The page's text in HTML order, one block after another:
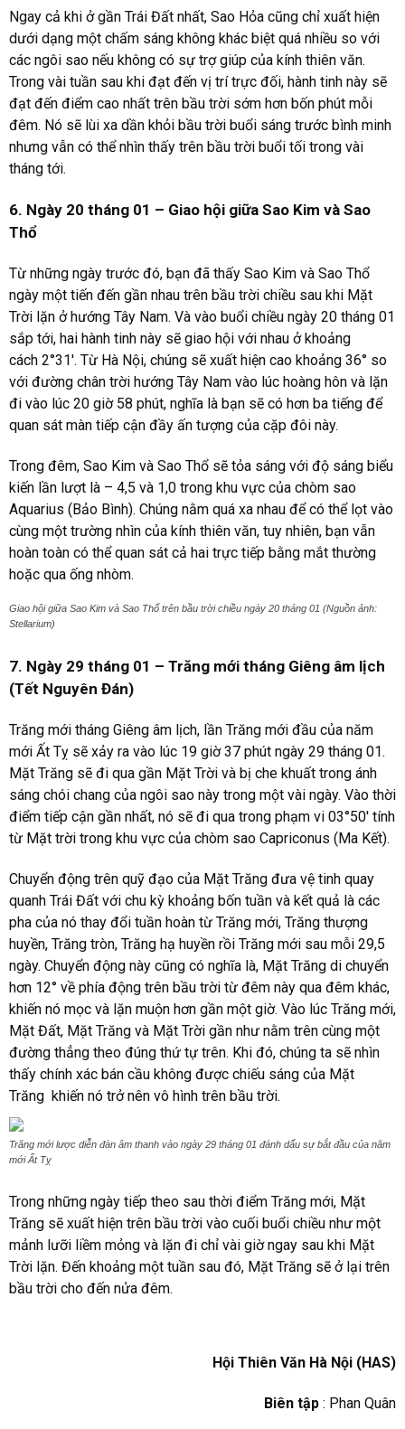
Ngay cả khi ở gần Trái Đất nhất, Sao Hỏa cũng chỉ xuất hiện
dưới dạng một chấm sáng không khác biệt quá nhiều so với
các ngôi sao nếu không có sự trợ giúp của kính thiên văn.
Trong vài tuần sau khi đạt đến vị trí trực đối, hành tinh này sẽ
đạt đến điểm cao nhất trên bầu trời sớm hơn bốn phút mỗi
đêm. Nó sẽ lùi xa dần khỏi bầu trời buổi sáng trước bình minh
nhưng vẫn có thể nhìn thấy trên bầu trời buổi tối trong vài
tháng tới.
6. Ngày 20 tháng 01 – Giao hội giữa Sao Kim và Sao
Thổ
Từ những ngày trước đó, bạn đã thấy Sao Kim và Sao Thổ
ngày một tiến đến gần nhau trên bầu trời chiều sau khi Mặt
Trời lặn ở hướng Tây Nam. Và vào buổi chiều ngày 20 tháng 01
sắp tới, hai hành tinh này sẽ giao hội với nhau ở khoảng
cách 2°31′. Từ Hà Nội, chúng sẽ xuất hiện cao khoảng 36° so
với đường chân trời hướng Tây Nam vào lúc hoàng hôn và lặn
đi vào lúc 20 giờ 58 phút, nghĩa là bạn sẽ có hơn ba tiếng để
quan sát màn tiếp cận đầy ấn tượng của cặp đôi này.
Trong đêm, Sao Kim và Sao Thổ sẽ tỏa sáng với độ sáng biểu
kiến lần lượt là – 4,5 và 1,0 trong khu vực của chòm sao
Aquarius (Bảo Bình). Chúng nằm quá xa nhau để có thể lọt vào
cùng một trường nhìn của kính thiên văn, tuy nhiên, bạn vẫn
hoàn toàn có thể quan sát cả hai trực tiếp bằng mắt thường
hoặc qua ống nhòm.
Giao hội giữa Sao Kim và Sao Thổ trên bầu trời chiều ngày 20 tháng 01 (Nguồn ảnh:
Stellarium)
7. Ngày 29 tháng 01 – Trăng mới tháng Giêng âm lịch
(Tết Nguyên Đán)
Trăng mới tháng Giêng âm lịch, lần Trăng mới đầu của năm
mới Ất Tỵ sẽ xảy ra vào lúc 19 giờ 37 phút ngày 29 tháng 01.
Mặt Trăng sẽ đi qua gần Mặt Trời và bị che khuất trong ánh
sáng chói chang của ngôi sao này trong một vài ngày. Vào thời
điểm tiếp cận gần nhất, nó sẽ đi qua trong phạm vi 03°50′ tính
từ Mặt trời trong khu vực của chòm sao Capriconus (Ma Kết).
Chuyển động trên quỹ đạo của Mặt Trăng đưa vệ tinh quay
quanh Trái Đất với chu kỳ khoảng bốn tuần và kết quả là các
pha của nó thay đổi tuần hoàn từ Trăng mới, Trăng thượng
huyền, Trăng tròn, Trăng hạ huyền rồi Trăng mới sau mỗi 29,5
ngày. Chuyển động này cũng có nghĩa là, Mặt Trăng di chuyển
hơn 12° về phía động trên bầu trời từ đêm này qua đêm khác,
khiến nó mọc và lặn muộn hơn gần một giờ. Vào lúc Trăng mới,
Mặt Đất, Mặt Trăng và Mặt Trời gần như nằm trên cùng một
đường thẳng theo đúng thứ tự trên. Khi đó, chúng ta sẽ nhìn
thấy chính xác bán cầu không được chiếu sáng của Mặt
Trăng khiến nó trở nên vô hình trên bầu trời.
Trăng mới lược diễn đàn âm thanh vào ngày 29 tháng 01 đánh dấu sự bắt đầu của năm
mới Ất Tỵ
Trong những ngày tiếp theo sau thời điểm Trăng mới, Mặt
Trăng sẽ xuất hiện trên bầu trời vào cuối buổi chiều như một
mảnh lưỡi liềm mỏng và lặn đi chỉ vài giờ ngay sau khi Mặt
Trời lặn. Đến khoảng một tuần sau đó, Mặt Trăng sẽ ở lại trên
bầu trời cho đến nửa đêm.
Hội Thiên Văn Hà Nội (HAS)
Biên tập : Phan Quân